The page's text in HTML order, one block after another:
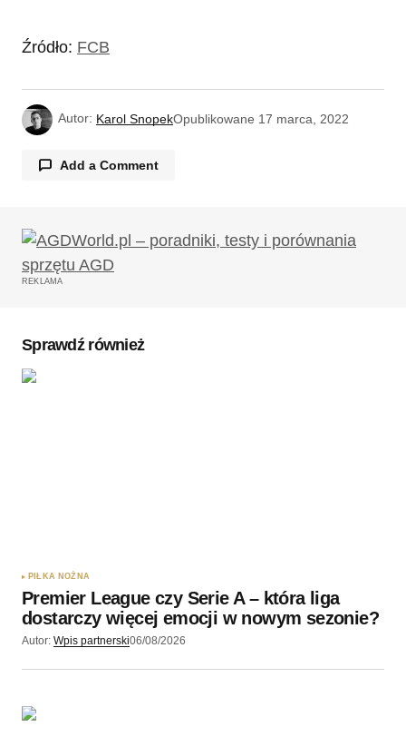
Źródło: FCB
Autor: Karol SnopekOpublikowane 17 marca, 2022
Add a Comment
Twój adres email nie zostanie opublikowany.
Wymagane pola są oznaczone
Wyślij komentarz
REKLAMA
Sprawdź również
PIŁKA NOŻNA
Premier League czy Serie A – która liga
dostarczy więcej emocji w nowym sezonie?
Autor: Wpis partnerski06/08/2026